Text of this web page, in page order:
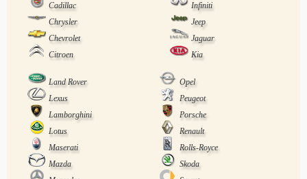
Cadillac
Infiniti
Chrysler
Jeep
Chevrolet
Jaguar
Citroen
Kia
Land Rover
Opel
Lexus
Peugeot
Lamborghini
Porsche
Lotus
Renault
Maserati
Rolls-Royce
Mazda
Skoda